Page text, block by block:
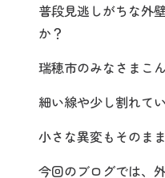
普段見逃しがちな外
か？
瑞穂市のみなさまこ
細い線や少し割れて
小さな異変もそのま
今回のブログでは、